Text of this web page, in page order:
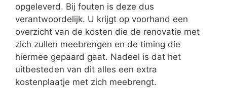
opgeleverd. Bij fouten is deze dus
verantwoordelijk. U krijgt op voorhand een
overzicht van de kosten die de renovatie met
zich zullen meebrengen en de timing die
hiermee gepaard gaat. Nadeel is dat het
uitbesteden van dit alles een extra
kostenplaatje met zich meebrengt.